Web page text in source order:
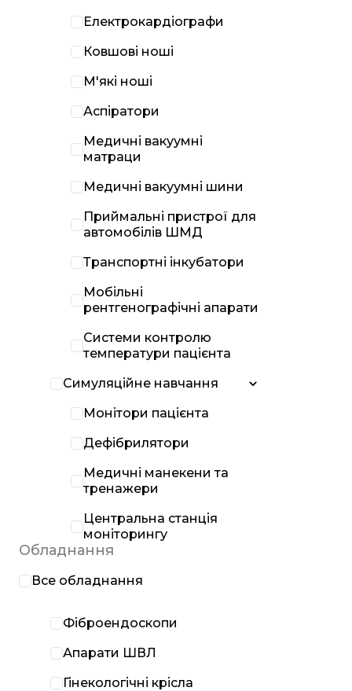
Електрокардіографи
Ковшові ноші
М'які ноші
Аспіратори
Медичні вакуумні
матраци
Медичні вакуумні шини
Приймальні пристрої для
автомобілів ШМД
Транспортні інкубатори
Мобільні
рентгенографічні апарати
Системи контролю
температури пацієнта
Симуляційне навчання
Монітори пацієнта
Дефібрилятори
Медичні манекени та
тренажери
Центральна станція
моніторингу
Обладнання
Все обладнання
Фіброендоскопи
Апарати ШВЛ
Гінекологічні крісла